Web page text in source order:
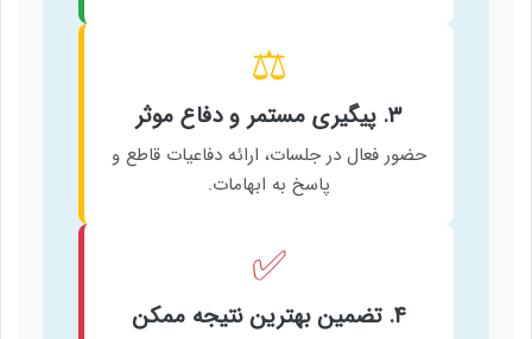
⚖️
۳. پیگیری مستمر و دفاع موثر
حضور فعال در جلسات، ارائه دفاعیات قاطع و
پاسخ به ابهامات.
✅
۴. تضمین بهترین نتیجه ممکن